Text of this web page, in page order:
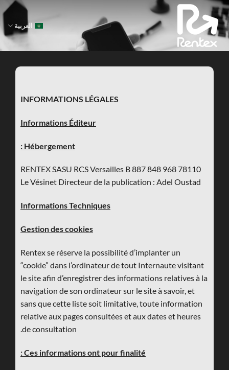
تخطي
للمحتوى
العربية
INFORMATIONS LÉGALES
Informations Éditeur
Hébergement :
RENTEX SASU RCS Versailles B 887 848 968 78110
Le Vésinet Directeur de la publication : Adel Oustad
Informations Techniques
Gestion des cookies
Rentex se réserve la possibilité d’implanter un
“cookie” dans l’ordinateur de tout Internaute visitant
le site afin d’enregistrer des informations relatives à la
navigation de son ordinateur sur le site à savoir, et
sans que cette liste soit limitative, toute information
relative aux pages consultées et aux dates et heures
de consultation.
Ces informations ont pour finalité :